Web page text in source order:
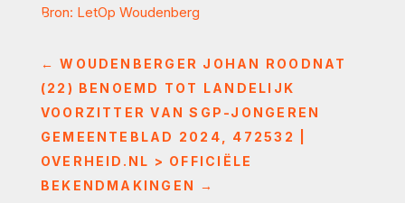
Bron: LetOp Woudenberg
←WOUDENBERGER JOHAN ROODNAT
(22) BENOEMD TOT LANDELIJK
VOORZITTER VAN SGP-JONGEREN
GEMEENTEBLAD 2024, 472532 |
OVERHEID.NL > OFFICIËLE
BEKENDMAKINGEN →